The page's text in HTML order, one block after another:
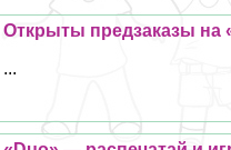
Открыты предзаказы на
...